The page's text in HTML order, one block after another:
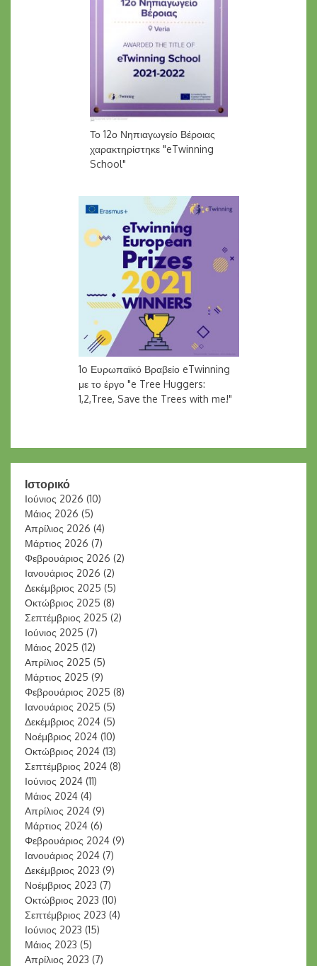
Το 12ο Νηπιαγωγείο Βέροιας
χαρακτηρίστηκε "eTwinning
School"
1o Ευρωπαϊκό Βραβείο eTwinning
με το έργο "e Tree Huggers:
1,2,Tree, Save the Trees with me!"
Ιστορικό
Ιούνιος 2026 (10)
Μάιος 2026 (5)
Απρίλιος 2026 (4)
Μάρτιος 2026 (7)
Φεβρουάριος 2026 (2)
Ιανουάριος 2026 (2)
Δεκέμβριος 2025 (5)
Οκτώβριος 2025 (8)
Σεπτέμβριος 2025 (2)
Ιούνιος 2025 (7)
Μάιος 2025 (12)
Απρίλιος 2025 (5)
Μάρτιος 2025 (9)
Φεβρουάριος 2025 (8)
Ιανουάριος 2025 (5)
Δεκέμβριος 2024 (5)
Νοέμβριος 2024 (10)
Οκτώβριος 2024 (13)
Σεπτέμβριος 2024 (8)
Ιούνιος 2024 (11)
Μάιος 2024 (4)
Απρίλιος 2024 (9)
Μάρτιος 2024 (6)
Φεβρουάριος 2024 (9)
Ιανουάριος 2024 (7)
Δεκέμβριος 2023 (9)
Νοέμβριος 2023 (7)
Οκτώβριος 2023 (10)
Σεπτέμβριος 2023 (4)
Ιούνιος 2023 (15)
Μάιος 2023 (5)
Απρίλιος 2023 (7)